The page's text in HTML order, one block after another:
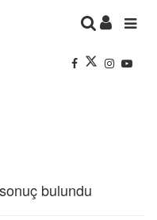
bulundu